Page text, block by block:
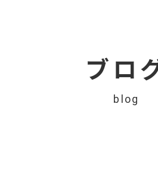
ブロ
blog